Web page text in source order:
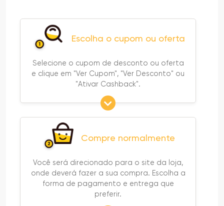
Escolha o cupom ou oferta
Selecione o cupom de desconto ou oferta
e clique em "Ver Cupom", "Ver Desconto" ou
"Ativar Cashback".
Compre normalmente
Você será direcionado para o site da loja,
onde deverá fazer a sua compra. Escolha a
forma de pagamento e entrega que
preferir.